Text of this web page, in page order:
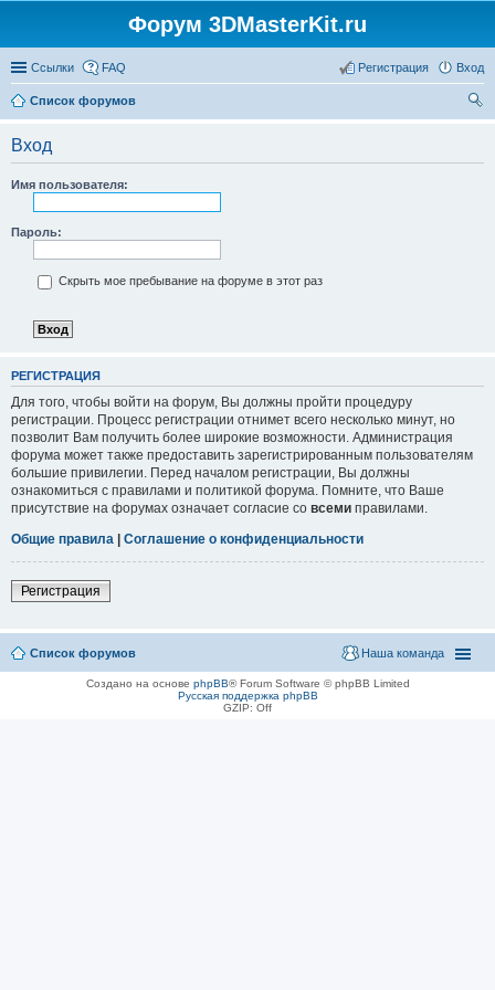
Форум 3DMasterKit.ru
Ссылки FAQ Вход
Регистрация
Список форумов
Вход
Имя пользователя:
Пароль:
Скрыть мое пребывание на форуме в этот раз
РЕГИСТРАЦИЯ
Для того, чтобы войти на форум, Вы должны пройти процедуру
регистрации. Процесс регистрации отнимет всего несколько минут, но
позволит Вам получить более широкие возможности. Администрация
форума может также предоставить зарегистрированным пользователям
большие привилегии. Перед началом регистрации, Вы должны
ознакомиться с правилами и политикой форума. Помните, что Ваше
присутствие на форумах означает согласие со всеми правилами.
Общие правила | Соглашение о конфиденциальности
Регистрация
Список форумов Наша команда
Создано на основе phpBB® Forum Software © phpBB Limited
Русская поддержка phpBB
GZIP: Off